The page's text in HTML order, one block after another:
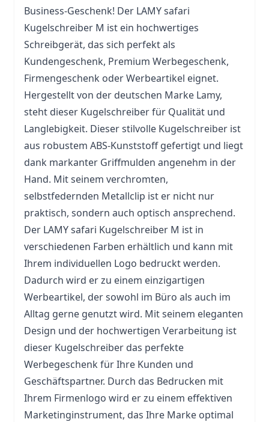
Business-Geschenk! Der LAMY safari
Kugelschreiber M ist ein hochwertiges
Schreibgerät, das sich perfekt als
Kundengeschenk, Premium Werbegeschenk,
Firmengeschenk oder Werbeartikel eignet.
Hergestellt von der deutschen Marke Lamy,
steht dieser Kugelschreiber für Qualität und
Langlebigkeit. Dieser stilvolle Kugelschreiber ist
aus robustem ABS-Kunststoff gefertigt und liegt
dank markanter Griffmulden angenehm in der
Hand. Mit seinem verchromten,
selbstfedernden Metallclip ist er nicht nur
praktisch, sondern auch optisch ansprechend.
Der LAMY safari Kugelschreiber M ist in
verschiedenen Farben erhältlich und kann mit
Ihrem individuellen Logo bedruckt werden.
Dadurch wird er zu einem einzigartigen
Werbeartikel, der sowohl im Büro als auch im
Alltag gerne genutzt wird. Mit seinem eleganten
Design und der hochwertigen Verarbeitung ist
dieser Kugelschreiber das perfekte
Werbegeschenk für Ihre Kunden und
Geschäftspartner. Durch das Bedrucken mit
Ihrem Firmenlogo wird er zu einem effektiven
Marketinginstrument, das Ihre Marke optimal